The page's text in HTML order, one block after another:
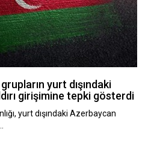
yurt dışındaki
girişimine tepki gösterdi
yurt dışındaki Azerbaycan